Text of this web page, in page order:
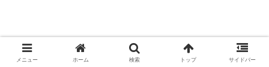
メニュー ホーム 検索 トップ サイドバー